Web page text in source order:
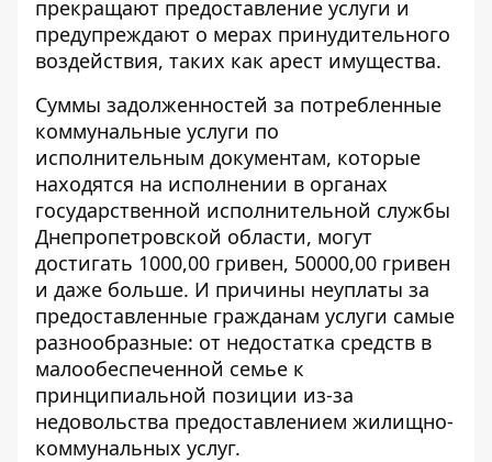
прекращают предоставление услуги и
предупреждают о мерах принудительного
воздействия, таких как арест имущества.
Суммы задолженностей за потребленные
коммунальные услуги по
исполнительным документам, которые
находятся на исполнении в органах
государственной исполнительной службы
Днепропетровской области, могут
достигать 1000,00 гривен, 50000,00 гривен
и даже больше. И причины неуплаты за
предоставленные гражданам услуги самые
разнообразные: от недостатка средств в
малообеспеченной семье к
принципиальной позиции из-за
недовольства предоставлением жилищно-
коммунальных услуг.